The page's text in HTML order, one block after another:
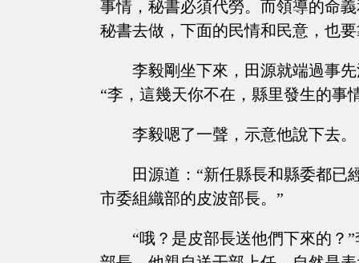
事情，秘書必須代勞。而領導的命
秘書去做，下面的民情和民意，也
李毅剛坐下來，田源就端過事
“李，這幾天你不在，縣里發生的事
李毅嗯了一聲，示意他說下去。
田源道：“新任縣長和縣委都已
市委組織部的皮波部長。”
“哦？是皮部長送他們下來的？